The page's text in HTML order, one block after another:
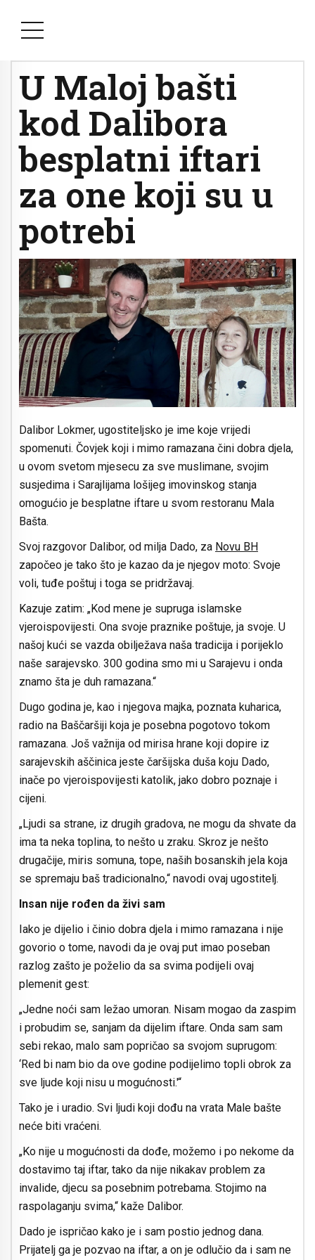
U Maloj bašti
kod Dalibora
besplatni iftari
za one koji su u
potrebi
Dalibor Lokmer, ugostiteljsko je ime koje vrijedi
spomenuti. Čovjek koji i mimo ramazana čini dobra djela,
u ovom svetom mjesecu za sve muslimane, svojim
susjedima i Sarajlijama lošijeg imovinskog stanja
omogućio je besplatne iftare u svom restoranu Mala
Bašta.
Svoj razgovor Dalibor, od milja Dado, za Novu BH
započeo je tako što je kazao da je njegov moto: Svoje
voli, tuđe poštuj i toga se pridržavaj.
Kazuje zatim: „Kod mene je supruga islamske
vjeroispovijesti. Ona svoje praznike poštuje, ja svoje. U
našoj kući se vazda obilježava naša tradicija i porijeklo
naše sarajevsko. 300 godina smo mi u Sarajevu i onda
znamo šta je duh ramazana.“
Dugo godina je, kao i njegova majka, poznata kuharica,
radio na Baščaršiji koja je posebna pogotovo tokom
ramazana. Još važnija od mirisa hrane koji dopire iz
sarajevskih aščinica jeste čaršijska duša koju Dado,
inače po vjeroispovijesti katolik, jako dobro poznaje i
cijeni.
„Ljudi sa strane, iz drugih gradova, ne mogu da shvate da
ima ta neka toplina, to nešto u zraku. Skroz je nešto
drugačije, miris somuna, tope, naših bosanskih jela koja
se spremaju baš tradicionalno,“ navodi ovaj ugostitelj.
Insan nije rođen da živi sam
Iako je dijelio i činio dobra djela i mimo ramazana i nije
govorio o tome, navodi da je ovaj put imao poseban
razlog zašto je poželio da sa svima podijeli ovaj
plemenit gest:
„Jedne noći sam ležao umoran. Nisam mogao da zaspim
i probudim se, sanjam da dijelim iftare. Onda sam sam
sebi rekao, malo sam popričao sa svojom suprugom:
‘Red bi nam bio da ove godine podijelimo topli obrok za
sve ljude koji nisu u mogućnosti.'“
Tako je i uradio. Svi ljudi koji dođu na vrata Male bašte
neće biti vraćeni.
„Ko nije u mogućnosti da dođe, možemo i po nekome da
dostavimo taj iftar, tako da nije nikakav problem za
invalide, djecu sa posebnim potrebama. Stojimo na
raspolaganju svima,“ kaže Dalibor.
Dado je ispričao kako je i sam postio jednog dana.
Prijatelj ga je pozvao na iftar, a on je odlučio da i sam ne